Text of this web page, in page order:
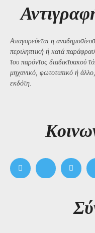
Απαγορεύεται η
περιληπτική ή κατά
του παρόντος διαδικτυακού
μηχανικό, φωτοτυπικό ή
εκδότη.